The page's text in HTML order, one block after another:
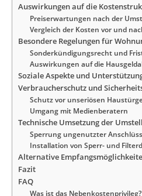
Auswirkungen auf die
Preiserwartungen nach der
Vergleich der Kosten vor und
Besondere Regelungen für
Sonderkündigungsrecht und
Auswirkungen auf die
Soziale Aspekte und
Verbraucherschutz und
Schutz vor unseriösen
Umgang mit Medienberatern
Technische Umsetzung der
Sperrung ungenutzter
Installation von Sperr- und
Alternative
Fazit
FAQ
Was ist das Nebenkostenprivileg?